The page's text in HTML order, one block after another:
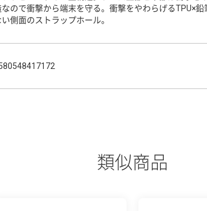
なので衝撃から端末を守る。衝撃をやわらげるTPU×
側面のストラップホール。
類似商品